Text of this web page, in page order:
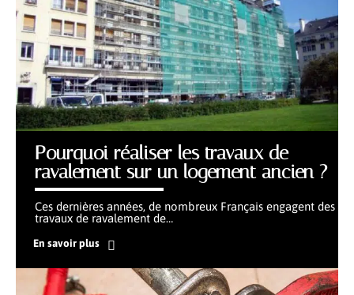
Pourquoi réaliser les travaux de
ravalement sur un logement ancien ?
Ces dernières années, de nombreux Français engagent des
travaux de ravalement de…
En savoir plus